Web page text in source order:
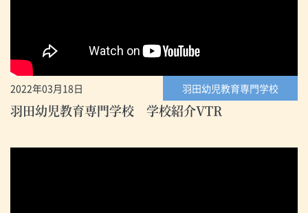
2022年03月18日 羽田幼児教育専門学校
羽田幼児教育専門学校 学校紹介VTR